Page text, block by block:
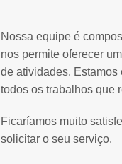
Nossa equipe é
nos permite oferecer
de atividades.
todos os trabalhos que
Ficaríamos muito
solicitar o seu serviço.